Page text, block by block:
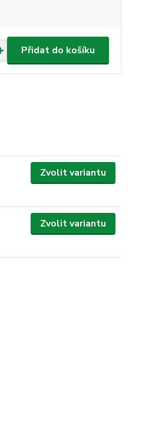
Přidat do košíku
Zvolit variantu
Zvolit variantu